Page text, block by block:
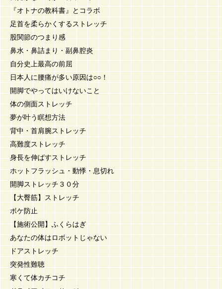
『オトナの教科書』とコラボ
足首を柔らかくするストレッチ
股関節のつまり感
鼻水・鼻詰まり・副鼻腔炎
自分史上最高の前屈
日本人に腰痛が多い原因は○○！
開脚でやってはいけないこと
体の側面ストレッチ
夢が叶う瞑想方法
背中・首肩腕ストレッチ
高難度ストレッチ
身長を伸ばすストレッチ
ホットフラッシュ・動悸・息切れ
開脚ストレッチ３０分
【大臀筋】ストレッチ
ボケ防止
【施術公開】ふくらはぎ
あなたの体はロボットじゃない
ドアストレッチ
突発性難聴
寒くて体カチコチ